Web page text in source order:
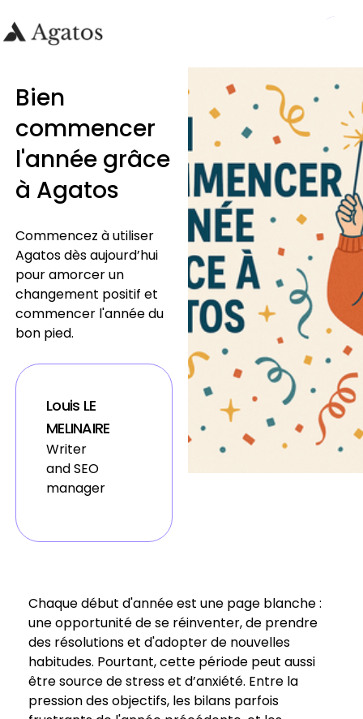
Bien
commencer
l'année grâce
à Agatos
Commencez à utiliser
Agatos dès aujourd’hui
pour amorcer un
changement positif et
commencer l'année du
bon pied.
Louis LE
MELINAIRE
Writer
and SEO
manager
Chaque début d'année est une page blanche :
une opportunité de se réinventer, de prendre
des résolutions et d'adopter de nouvelles
habitudes. Pourtant, cette période peut aussi
être source de stress et d’anxiété. Entre la
pression des objectifs, les bilans parfois